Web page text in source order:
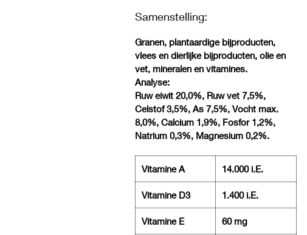
Samenstelling:
Granen, plantaardige bijproducten,
vlees en dierlijke bijproducten, olie en
vet, mineralen en vitamines.
Analyse:
Ruw eiwit 20,0%, Ruw vet 7,5%,
Celstof 3,5%, As 7,5%, Vocht max.
8,0%, Calcium 1,9%, Fosfor 1,2%,
Natrium 0,3%, Magnesium 0,2%.
Vitamine A 14.000 i.E.
Vitamine D3 1.400 i.E.
Vitamine E 60 mg